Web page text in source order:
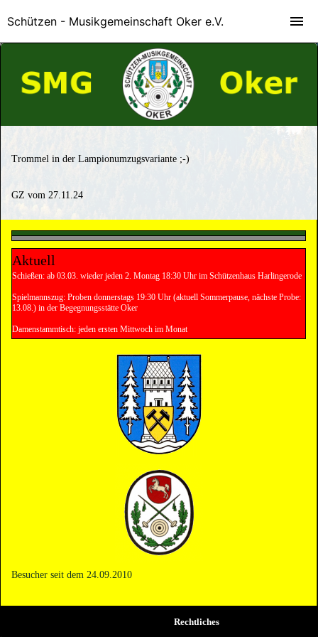
Aktuell
Schießen: ab 03.03. wieder jeden 2. Montag 18:30 Uhr im Schützenhaus Harlingerode
Spielmannszug: Proben donnerstags 19:30 Uhr (aktuell Sommerpause, nächste Probe:
13.08.) in der Begegnungsstätte Oker
Damenstammtisch: jeden ersten Mittwoch im Monat
Besucher seit dem 24.09.2010
Trommel in der Lampionumzugsvariante ;-)
GZ vom 27.11.24
Rechtliches
Schützen - Musikgemeinschaft Oker e.V.